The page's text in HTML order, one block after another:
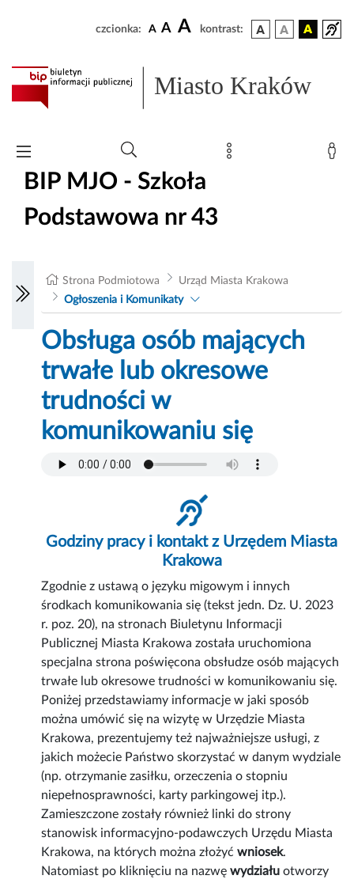
czcionka: A A A kontrast:
Miasto Kraków
BIP MJO - Szkoła
Podstawowa nr 43
Strona Podmiotowa
Urząd Miasta Krakowa
Ogłoszenia i Komunikaty
Obsługa osób mających
trwałe lub okresowe
trudności w
komunikowaniu się
Godziny pracy i kontakt z Urzędem Miasta
Krakowa
Zgodnie z ustawą o języku migowym i innych
środkach komunikowania się (tekst jedn. Dz. U. 2023
r. poz. 20), na stronach Biuletynu Informacji
Publicznej Miasta Krakowa została uruchomiona
specjalna strona poświęcona obsłudze osób mających
trwałe lub okresowe trudności w komunikowaniu się.
Poniżej przedstawiamy informacje w jaki sposób
można umówić się na wizytę w Urzędzie Miasta
Krakowa, prezentujemy też najważniejsze usługi, z
jakich możecie Państwo skorzystać w danym wydziale
(np. otrzymanie zasiłku, orzeczenia o stopniu
niepełnosprawności, karty parkingowej itp.).
Zamieszczone zostały również linki do strony
stanowisk informacyjno-podawczych Urzędu Miasta
Krakowa, na których można złożyćwniosek.
Natomiast po kliknięciu na nazwęwydziału otworzy